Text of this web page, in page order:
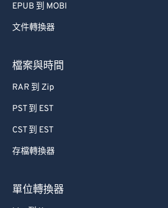
EPUB 到 MOBI
文件轉換器
檔案與時間
RAR 到 Zip
PST 到 EST
CST 到 EST
存檔轉換器
單位轉換器